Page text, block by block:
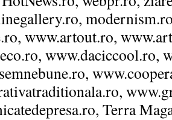
www.artout.ro,
www.daciccool.ro,
Terra